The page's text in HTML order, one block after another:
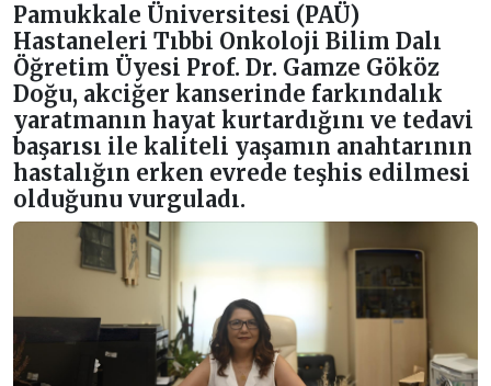
Pamukkale Üniversitesi (PAÜ)
Hastaneleri Tıbbi Onkoloji Bilim Dalı
Öğretim Üyesi Prof. Dr. Gamze Gököz
Doğu, akciğer kanserinde farkındalık
yaratmanın hayat kurtardığını ve tedavi
başarısı ile kaliteli yaşamın anahtarının
hastalığın erken evrede teşhis edilmesi
olduğunu vurguladı.